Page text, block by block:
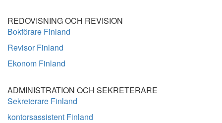
REDOVISNING OCH REVISION
Bokförare Finland
Revisor Finland
Ekonom Finland
ADMINISTRATION OCH SEKRETERARE
Sekreterare Finland
kontorsassistent Finland